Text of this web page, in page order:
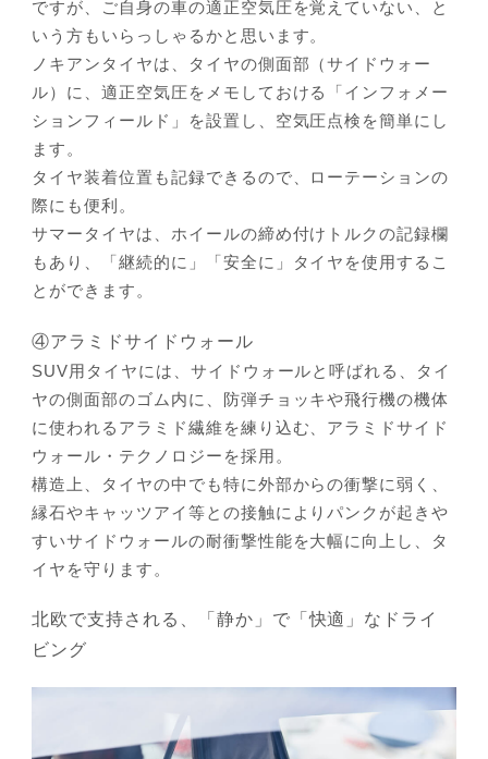
ですが、ご自身の車の適正空気圧を覚えていない、と
いう方もいらっしゃるかと思います。
ノキアンタイヤは、タイヤの側面部（サイドウォー
ル）に、適正空気圧をメモしておける「インフォメー
ションフィールド」を設置し、空気圧点検を簡単にし
ます。
タイヤ装着位置も記録できるので、ローテーションの
際にも便利。
サマータイヤは、ホイールの締め付けトルクの記録欄
もあり、「継続的に」「安全に」タイヤを使用するこ
とができます。
④アラミドサイドウォール
SUV用タイヤには、サイドウォールと呼ばれる、タイ
ヤの側面部のゴム内に、防弾チョッキや飛行機の機体
に使われるアラミド繊維を練り込む、アラミドサイド
ウォール・テクノロジーを採用。
構造上、タイヤの中でも特に外部からの衝撃に弱く、
縁石やキャッツアイ等との接触によりパンクが起きや
すいサイドウォールの耐衝撃性能を大幅に向上し、タ
イヤを守ります。
北欧で支持される、「静か」で「快適」なドライ
ビング